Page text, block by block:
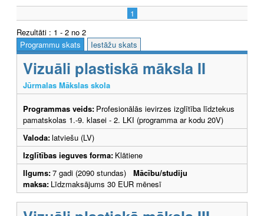
1
Rezultāti : 1 - 2 no 2
Programmu skats
Iestāžu skats
Vizuāli plastiskā māksla II
Jūrmalas Mākslas skola
Programmas veids: Profesionālās ievirzes izglītība līdztekus
pamatskolas 1.-9. klasei - 2. LKI (programma ar kodu 20V)
Valoda:latviešu (LV)
Izglītības ieguves forma: Klātiene
Ilgums:7 gadi (2090 stundas) Mācību/studiju
maksa: Līdzmaksājums 30 EUR mēnesī